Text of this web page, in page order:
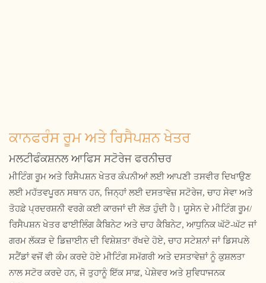
ਕਾਨਫਰੰਸ ਰੂਮ ਅਤੇ ਰਿਸੈਪਸ਼ਨ ਖੇਤਰ
ਮਲਟੀਫੰਕਸ਼ਨਲ ਆਫਿਸ ਸਟੋਰੇਜ ਫਰਨੀਚਰ
ਮੀਟਿੰਗ ਰੂਮ ਅਤੇ ਰਿਸੈਪਸ਼ਨ ਖੇਤਰ ਕੰਪਨੀਆਂ ਲਈ ਆਪਣੀ ਤਸਵੀਰ ਦਿਖਾਉਣ
ਲਈ ਮਹੱਤਵਪੂਰਨ ਸਥਾਨ ਹਨ, ਜਿਨ੍ਹਾਂ ਲਈ ਦਸਤਾਵੇਜ਼ ਸਟੋਰੇਜ, ਚਾਹ ਸੇਵਾ ਅਤੇ
ਤੋਹਫ਼ੇ ਪ੍ਰਦਰਸ਼ਨੀ ਵਰਗੇ ਕਈ ਕਾਰਜਾਂ ਦੀ ਲੋੜ ਹੁੰਦੀ ਹੈ। ਯੂਸੇਨ ਦੇ ਮੀਟਿੰਗ ਰੂਮ/
ਰਿਸੈਪਸ਼ਨ ਖੇਤਰ ਫਾਈਲਿੰਗ ਕੈਬਿਨੇਟ ਅਤੇ ਚਾਹ ਕੈਬਿਨੇਟ, ਆਧੁਨਿਕ ਘੱਟੋ-ਘੱਟ ਜਾਂ
ਗਰਮ ਲੱਕੜ ਦੇ ਡਿਜ਼ਾਈਨ ਦੀ ਵਿਸ਼ੇਸ਼ਤਾ ਰੱਖਦੇ ਹੋਏ, ਚਾਹ ਸਟੇਸ਼ਨਾਂ ਜਾਂ ਡਿਸਪਲੇ
ਸਟੈਂਡਾਂ ਵਜੋਂ ਵੀ ਕੰਮ ਕਰਦੇ ਹੋਏ ਮੀਟਿੰਗ ਸਮੱਗਰੀ ਅਤੇ ਦਸਤਾਵੇਜ਼ਾਂ ਨੂੰ ਕੁਸ਼ਲਤਾ
ਨਾਲ ਸਟੋਰ ਕਰਦੇ ਹਨ, ਜੋ ਤੁਹਾਨੂੰ ਇੱਕ ਸਾਫ਼, ਪੇਸ਼ੇਵਰ ਅਤੇ ਸੁਵਿਧਾਜਨਕ